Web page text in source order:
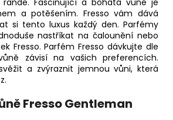
a potěšením. Fresso vám dává
si tento luxus každý den. Parfémy
nastříkat na čalounění nebo
Fresso. Parfém Fresso dávkujte dle
závisí na vašich preferencích.
a zvýraznit jemnou vůni, která
Fresso Gentleman